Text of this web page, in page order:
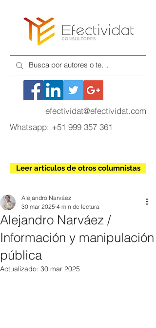
efectividat@efectividat.com
Whatsapp: +51 999 357 361
Leer artículos de otros columnistas
Alejandro Narváez /
Información y manipulación
pública
Alejandro Narváez
30 mar 2025 4 min de lectura
Actualizado: 30 mar 2025